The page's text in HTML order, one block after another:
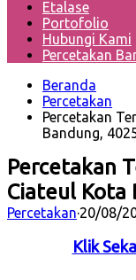
Etalase
Portofolio
Hubungi Kami
Percetakan
Beranda
Percetakan
Percetakan
Bandung,
Percetakan
Ciateul Kota
Percetakan·20/08/
Klik